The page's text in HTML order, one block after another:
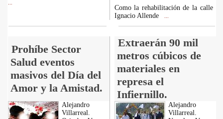
Como la rehabilitación de la calle
Ignacio Allende
Prohíbe Sector
Salud eventos
masivos del Día del
Amor y la Amistad.
Extraerán 90 mil
metros cúbicos de
materiales en
represa el
Infiernillo.
Alejandro
Villarreal.
Alejandro
Villarreal.